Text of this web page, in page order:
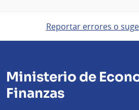
Reportar errores o
Ministerio de
Finanzas